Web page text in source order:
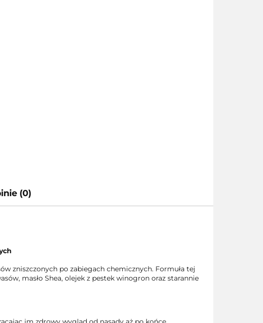
(0)
zniszczonych po zabiegach chemicznych. Formuła tej
masło Shea, olejek z pestek winogron oraz starannie